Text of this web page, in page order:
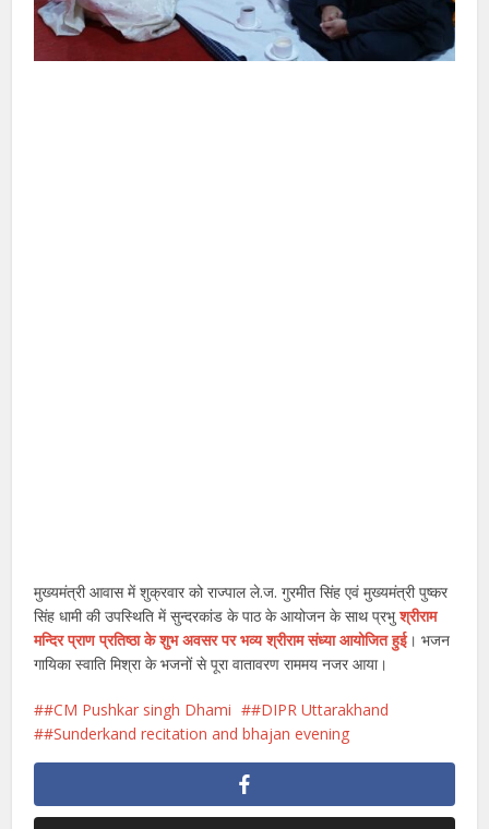
मुख्यमंत्री आवास में शुक्रवार को राज्पाल ले.ज. गुरमीत सिंह एवं मुख्यमंत्री पुष्कर
सिंह धामी की उपस्थिति में सुन्दरकांड के पाठ के आयोजन के साथ प्रभुश्रीराम
मन्दिर प्राण प्रतिष्ठा के शुभ अवसर पर भव्य श्रीराम संध्या आयोजित हुई। भजन
गायिका स्वाति मिश्रा के भजनों से पूरा वातावरण राममय नजर आया।
#CM Pushkar singh Dhami
#DIPR Uttarakhand
#Sunderkand recitation and bhajan evening